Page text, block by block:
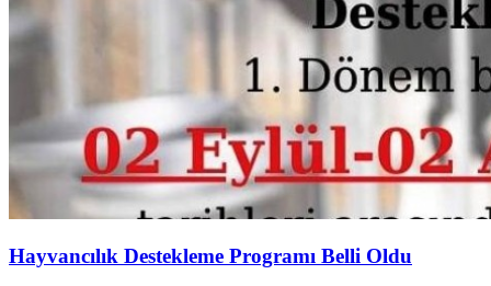
Hayvancılık Destekleme Programı Belli Oldu